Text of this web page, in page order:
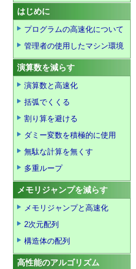
はじめに
プログラムの高速化について
管理者の使用したマシン環境
演算数を減らす
演算数と高速化
括弧でくくる
割り算を避ける
ダミー変数を積極的に使用
無駄な計算を無くす
多重ループ
メモリジャンプを減らす
メモリジャンプと高速化
2次元配列
構造体の配列
高性能のアルゴリズム